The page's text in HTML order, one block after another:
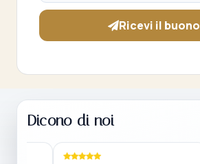
Ricevi il buono
Dicono di noi